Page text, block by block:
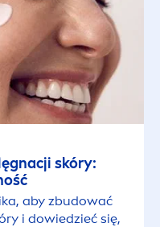
skóry:
aby zbudować
i dowiedzieć się,